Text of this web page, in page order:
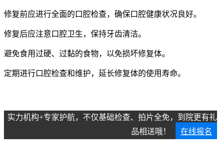
修复前应进行全面的口腔检查，确保口腔健康状况良好。
修复后应注意口腔卫生，保持牙齿清洁。
避免食用过硬、过黏的食物，以免损坏修复体。
定期进行口腔检查和维护，延长修复体的使用寿命。
实力机构+专家护航，不仅基础检查、拍片全免，到院更有礼
品相送哦！
在线报名